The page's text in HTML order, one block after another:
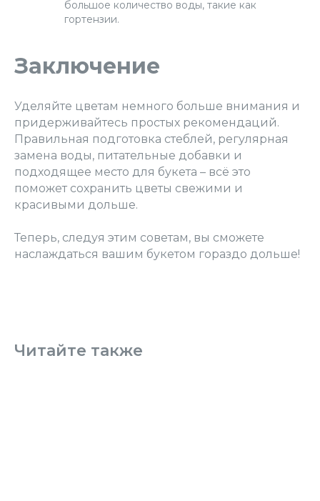
большое количество воды, такие как
гортензии.
Заключение
Уделяйте цветам немного больше внимания и
придерживайтесь простых рекомендаций.
Правильная подготовка стеблей, регулярная
замена воды, питательные добавки и
подходящее место для букета – всё это
поможет сохранить цветы свежими и
красивыми дольше.
Теперь, следуя этим советам, вы сможете
наслаждаться вашим букетом гораздо дольше!
Читайте также